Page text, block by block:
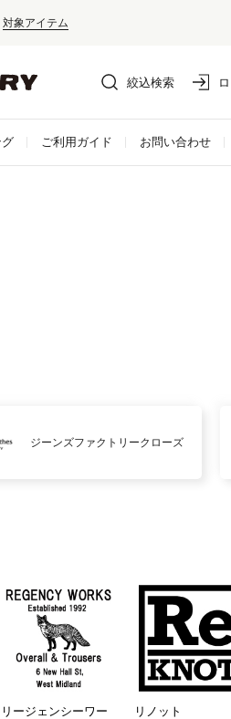
絞込検索
ご利用ガイド お問い合わせ
ジーンズファクトリークローズ
リージェンシーワー
リノット